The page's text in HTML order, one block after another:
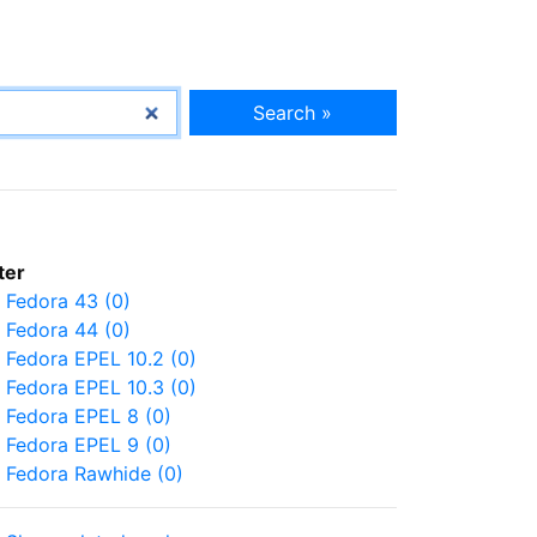
Search »
Fedora 43 (0)
Fedora 44 (0)
Fedora EPEL 10.2 (0)
Fedora EPEL 10.3 (0)
Fedora EPEL 8 (0)
Fedora EPEL 9 (0)
Fedora Rawhide (0)